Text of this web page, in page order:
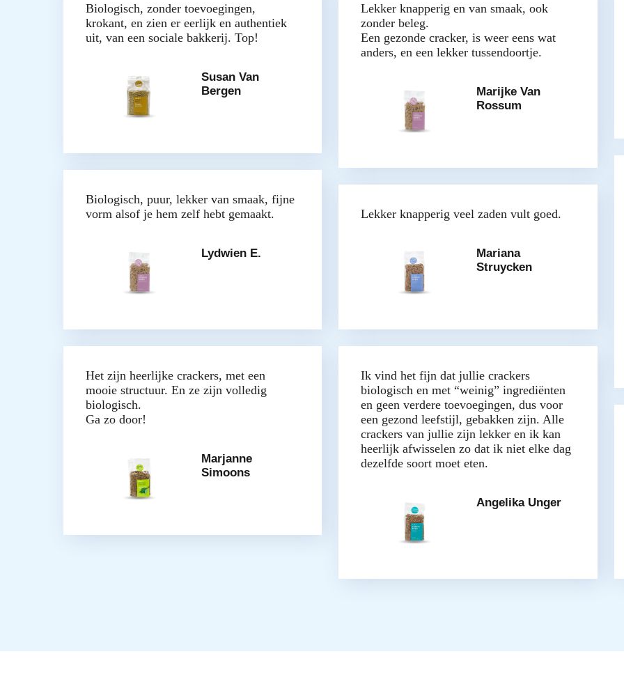
Biologisch, zonder toevoegingen,
krokant, en zien er eerlijk en authentiek
uit, van een sociale bakkerij. Top!
Susan Van
Bergen
Biologisch, puur, lekker van smaak, fijne
vorm alsof je hem zelf hebt gemaakt.
Lydwien E.
Het zijn heerlijke crackers, met een
mooie structuur. En ze zijn volledig
biologisch.
Ga zo door!
Marjanne
Simoons
Lekker knapperig en van smaak, ook
zonder beleg.
Een gezonde cracker, is weer eens wat
anders, en een lekker tussendoortje.
Marijke Van
Rossum
Lekker knapperig veel zaden vult goed.
Mariana
Struycken
Ik vind het fijn dat jullie crackers
biologisch en met “weinig” ingrediënten
en geen verdere toevoegingen, dus voor
een gezond leefstijl, gebakken zijn. Alle
crackers van jullie zijn lekker en ik kan
heerlijk afwisselen zo dat ik niet elke dag
dezelfde soort moet eten.
Angelika Unger